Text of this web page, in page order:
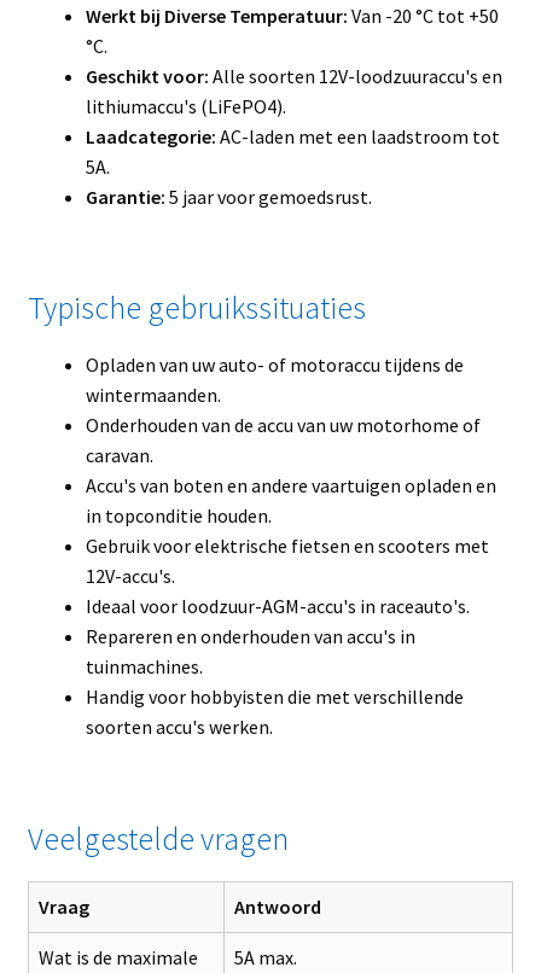
Werkt bij Diverse Temperatuur: Van -20 °C tot +50
°C.
Geschikt voor: Alle soorten 12V-loodzuuraccu's en
lithiumaccu's (LiFePO4).
Laadcategorie: AC-laden met een laadstroom tot
5A.
Garantie: 5 jaar voor gemoedsrust.
Typische gebruikssituaties
Opladen van uw auto- of motoraccu tijdens de
wintermaanden.
Onderhouden van de accu van uw motorhome of
caravan.
Accu's van boten en andere vaartuigen opladen en
in topconditie houden.
Gebruik voor elektrische fietsen en scooters met
12V-accu's.
Ideaal voor loodzuur-AGM-accu's in raceauto's.
Repareren en onderhouden van accu's in
tuinmachines.
Handig voor hobbyisten die met verschillende
soorten accu's werken.
Veelgestelde vragen
Vraag Antwoord
Wat is de maximale 5A max.